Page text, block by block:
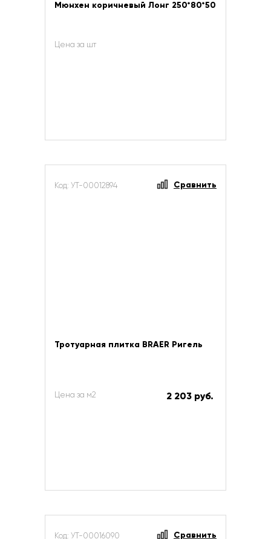
Мюнхен коричневый Лонг 250*80*50
Цена за шт
Код: УТ-00012894 Сравнить
Тротуарная плитка BRAER Ригель
Цена за м2 2 203 руб.
Код: УТ-00016090 Сравнить